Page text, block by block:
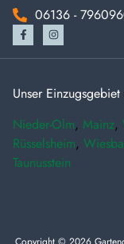
06136 -
Unser
Nieder-Olm, Mainz,
Rüsselsheim,
Taunusstein